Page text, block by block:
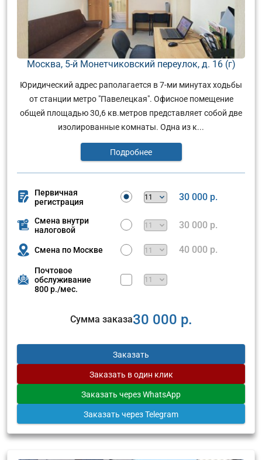
Москва, 5-й Монетчиковский переулок, д. 16 (г)
Юридический адрес раполагается в 7-ми минутах ходьбы
от станции метро "Павелецкая". Офисное помещение
общей площадью 30,6 кв.метров представляет собой две
изолированные комнаты. Одна из к...
Подробнее
Первичная
регистрация
30 000 р.
Смена внутри
налоговой
30 000 р.
Смена по Москве 40 000 р.
Почтовое
обслуживание
800 р./мес.
Сумма заказа30 000 р.
Заказать
Заказать в один клик
Заказать через WhatsApp
Заказать через Telegram